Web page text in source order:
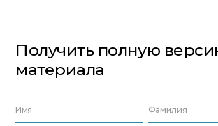
Получить полную
материала